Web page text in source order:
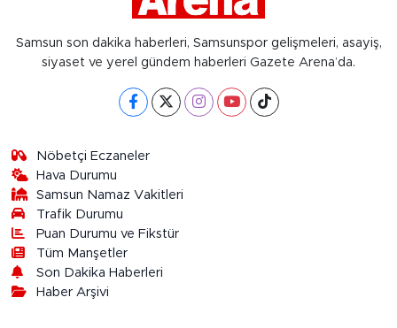
Samsun son dakika haberleri, Samsunspor gelişmeleri, asayiş,
siyaset ve yerel gündem haberleri Gazete Arena’da.
Nöbetçi Eczaneler
Hava Durumu
Samsun Namaz Vakitleri
Trafik Durumu
Puan Durumu ve Fikstür
Tüm Manşetler
Son Dakika Haberleri
Haber Arşivi